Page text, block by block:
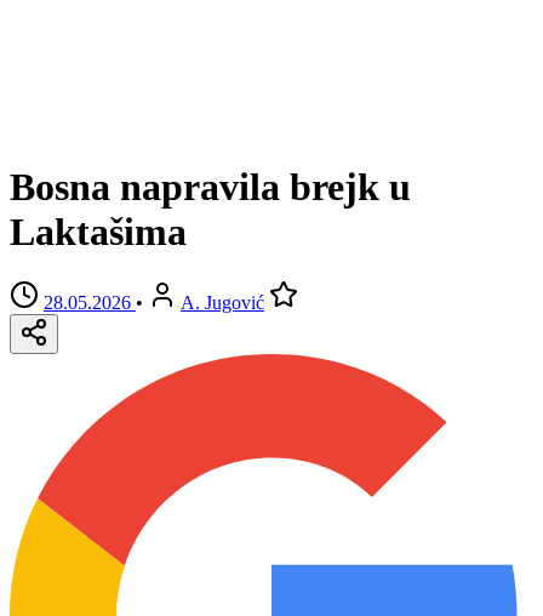
Bosna napravila brejk u
Laktašima
28.05.2026 • A. Jugović